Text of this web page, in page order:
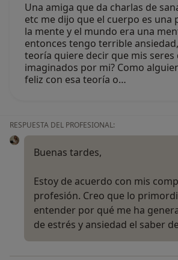
Una amiga que da charlas de
etc me dijo que el cuerpo es una
la mente y el mundo era una
entonces tengo terrible
teoría quiere decir que mis seres
imaginados por mi? Como
feliz con esa teoría o…
RESPUESTA DEL PROFESIONAL:
Buenas tardes,
Estoy de acuerdo con mis
profesión. Creo que lo
entender por qué me ha
de estrés y ansiedad el saber